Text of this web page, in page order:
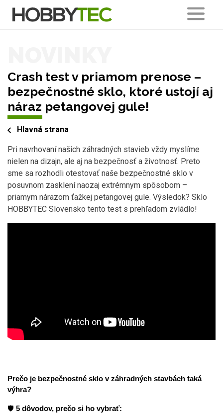
Crash test v priamom prenose –
bezpečnostné sklo, ktoré ustojí aj
náraz petangovej gule!
Hlavná strana
Pri navrhovaní našich záhradných stavieb vždy myslíme
nielen na dizajn, ale aj na bezpečnosť a životnosť. Preto
sme sa rozhodli otestovať naše bezpečnostné sklo v
posuvnom zasklení naozaj extrémnym spôsobom –
priamym nárazom ťažkej petangovej gule. Výsledok? Sklo
HOBBYTEC Slovensko tento test s prehľadom zvládlo!
Prečo je bezpečnostné sklo v záhradných stavbách taká
výhra?
🛡️ 5 dôvodov, prečo si ho vybrať: